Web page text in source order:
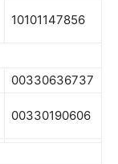
10101147856
00330636737
00330190606